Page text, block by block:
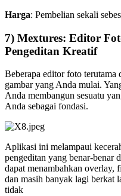
Harga: Pembelian sekali
7) Mextures: Editor
Pengeditan Kreatif
Beberapa editor foto
gambar yang Anda mulai.
Anda membangun sesuatu
Anda sebagai fondasi.
Aplikasi ini melampaui
pengeditan yang benar-benar
dapat menambahkan overlay,
dan masih banyak lagi berkat
tidak